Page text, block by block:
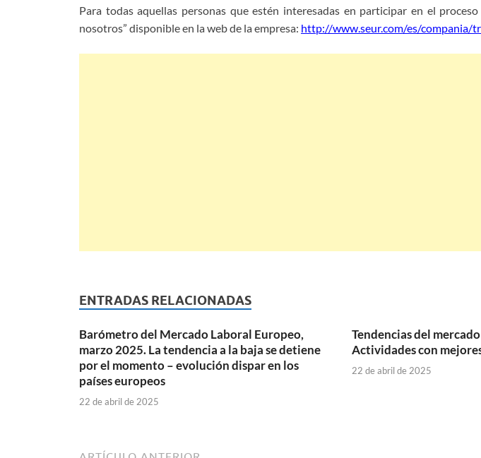
Para todas aquellas personas que estén interesadas en participar en el
nosotros” disponible en la web de la empresa: http://www.seur.com/es/compania/
ENTRADAS RELACIONADAS
Barómetro del Mercado Laboral Europeo,
marzo 2025. La tendencia a la baja se detiene
por el momento – evolución dispar en los
países europeos
22 de abril de 2025
Tendencias del
Actividades con
22 de abril de 2025